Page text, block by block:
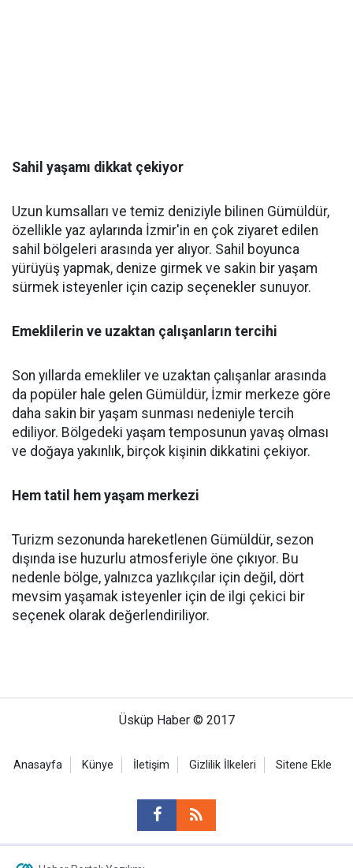
Sahil yaşamı dikkat çekiyor
Uzun kumsalları ve temiz deniziyle bilinen Gümüldür,
özellikle yaz aylarında İzmir'in en çok ziyaret edilen
sahil bölgeleri arasında yer alıyor. Sahil boyunca
yürüyüş yapmak, denize girmek ve sakin bir yaşam
sürmek isteyenler için cazip seçenekler sunuyor.
Emeklilerin ve uzaktan çalışanların tercihi
Son yıllarda emekliler ve uzaktan çalışanlar arasında
da popüler hale gelen Gümüldür, İzmir merkeze göre
daha sakin bir yaşam sunması nedeniyle tercih
ediliyor. Bölgedeki yaşam temposunun yavaş olması
ve doğaya yakınlık, birçok kişinin dikkatini çekiyor.
Hem tatil hem yaşam merkezi
Turizm sezonunda hareketlenen Gümüldür, sezon
dışında ise huzurlu atmosferiyle öne çıkıyor. Bu
nedenle bölge, yalnızca yazlıkçılar için değil, dört
mevsim yaşamak isteyenler için de ilgi çekici bir
seçenek olarak değerlendiriliyor.
Üsküp Haber © 2017
Anasayfa Künye İletişim Gizlilik İlkeleri Sitene Ekle